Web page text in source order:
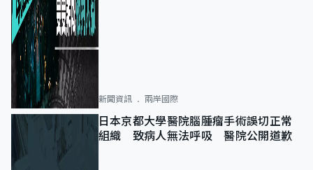
新聞資訊 兩岸國際
日本京都大學醫院腦腫瘤手術誤切正常
組織 致病人無法呼吸 醫院公開道歉